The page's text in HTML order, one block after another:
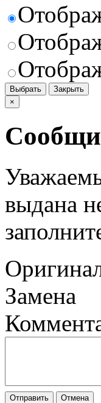
Выбрать
Закрыть
×
выдана
Замена
Отправить
Отмена